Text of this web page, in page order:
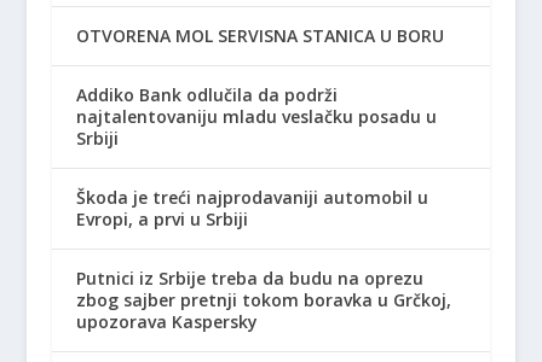
OTVORENA MOL SERVISNA STANICA U BORU
Addiko Bank odlučila da podrži
najtalentovaniju mladu veslačku posadu u
Srbiji
Škoda je treći najprodavaniji automobil u
Evropi, a prvi u Srbiji
Putnici iz Srbije treba da budu na oprezu
zbog sajber pretnji tokom boravka u Grčkoj,
upozorava Kaspersky